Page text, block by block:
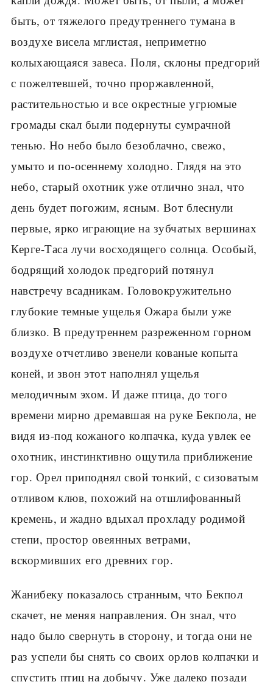
быть, от тяжелого предутреннего тумана в
воздухе висела мглистая, неприметно
колыхающаяся завеса. Поля, склоны предгорий
с пожелтевшей, точно проржавленной,
растительностью и все окрестные угрюмые
громады скал были подернуты сумрачной
тенью. Но небо было безоблачно, свежо,
умыто и по-осеннему холодно. Глядя на это
небо, старый охотник уже отлично знал, что
день будет погожим, ясным. Вот блеснули
первые, ярко играющие на зубчатых вершинах
Керге-Таса лучи восходящего солнца. Особый,
бодрящий холодок предгорий потянул
навстречу всадникам. Головокружительно
глубокие темные ущелья Ожара были уже
близко. В предутреннем разреженном горном
воздухе отчетливо звенели кованые копыта
коней, и звон этот наполнял ущелья
мелодичным эхом. И даже птица, до того
времени мирно дремавшая на руке Бекпола, не
видя из-под кожаного колпачка, куда увлек ее
охотник, инстинктивно ощутила приближение
гор. Орел приподнял свой тонкий, с сизоватым
отливом клюв, похожий на отшлифованный
кремень, и жадно вдыхал прохладу родимой
степи, простор овеянных ветрами,
вскормивших его древних гор.
Жанибеку показалось странным, что Бекпол
скачет, не меняя направления. Он знал, что
надо было свернуть в сторону, и тогда они не
раз успели бы снять со своих орлов колпачки и
спустить птиц на добычу. Уже далеко позади